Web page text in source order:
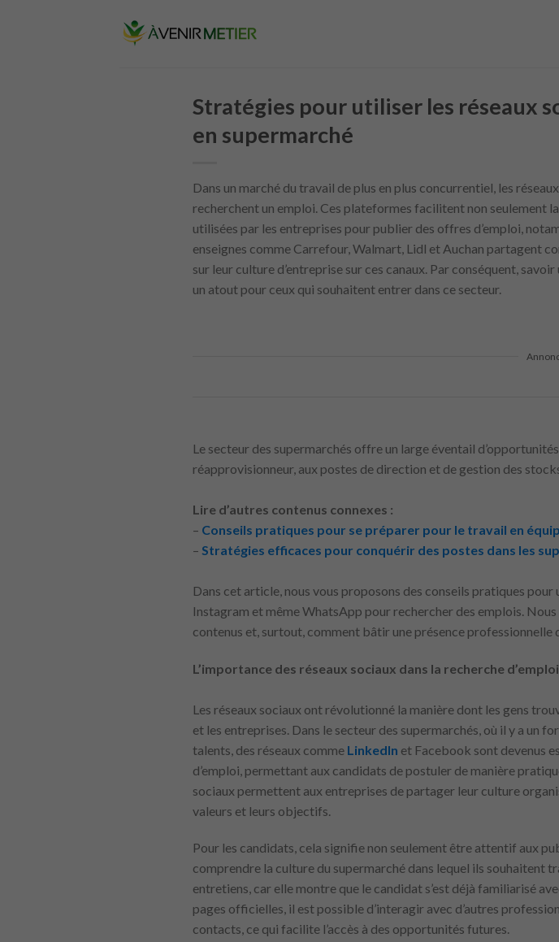
Stratégies pour utiliser les réseaux
en supermarché
Dans un marché du travail de plus en plus concurrentiel, les
recherchent un emploi. Ces plateformes facilitent non seulement
utilisées par les entreprises pour publier des offres d’emploi,
enseignes comme Carrefour, Walmart, Lidl et Auchan partagent
sur leur culture d’entreprise sur ces canaux. Par conséquent,
un atout pour ceux qui souhaitent entrer dans ce secteur.
Le secteur des supermarchés offre un large éventail
réapprovisionneur, aux postes de direction et de gestion des
Lire d’autres contenus connexes :
– Conseils pratiques pour se préparer pour le travail en
– Stratégies efficaces pour conquérir des postes dans les
Dans cet article, nous vous proposons des conseils pratiques
Instagram et même WhatsApp pour rechercher des emplois.
contenus et, surtout, comment bâtir une présence professionnelle
L’importance des réseaux sociaux dans la recherche d’emploi
Les réseaux sociaux ont révolutionné la manière dont les gens
et les entreprises. Dans le secteur des supermarchés, où il y a un
talents, des réseaux comme LinkedIn et Facebook sont devenus
d’emploi, permettant aux candidats de postuler de manière
sociaux permettent aux entreprises de partager leur culture
valeurs et leurs objectifs.
Pour les candidats, cela signifie non seulement être attentif aux
comprendre la culture du supermarché dans lequel ils souhaitent
entretiens, car elle montre que le candidat s’est déjà familiarisé
pages officielles, il est possible d’interagir avec d’autres
contacts, ce qui facilite l’accès à des opportunités futures.